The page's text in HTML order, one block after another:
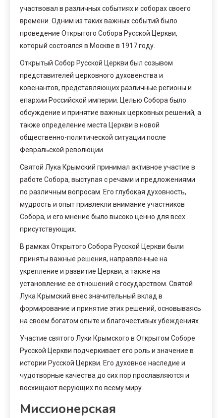
участвовал в различных событиях и соборах своего
времени. Одним из таких важных событий было
проведение Открытого Собора Русской Церкви,
который состоялся в Москве в 1917 году.
Открытый Собор Русской Церкви был созывом
представителей церковного духовенства и
ковенантов, представляющих различные регионы и
епархии Российской империи. Целью Собора было
обсуждение и принятие важных церковных решений, а
также определение места Церкви в новой
общественно-политической ситуации после
Февральской революции.
Святой Лука Крымский принимал активное участие в
работе Собора, выступая с речами и предложениями
по различным вопросам. Его глубокая духовность,
мудрость и опыт привлекли внимание участников
Собора, и его мнение было высоко ценно для всех
присутствующих.
В рамках Открытого Собора Русской Церкви были
приняты важные решения, направленные на
укрепление и развитие Церкви, а также на
установление ее отношений с государством. Святой
Лука Крымский внес значительный вклад в
формирование и принятие этих решений, основываясь
на своем богатом опыте и благочестивых убеждениях.
Участие святого Луки Крымского в Открытом Соборе
Русской Церкви подчеркивает его роль и значение в
истории Русской Церкви. Его духовное наследие и
чудотворные качества до сих пор прославляются и
восхищают верующих по всему миру.
Миссионерская